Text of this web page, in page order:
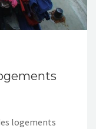
logements